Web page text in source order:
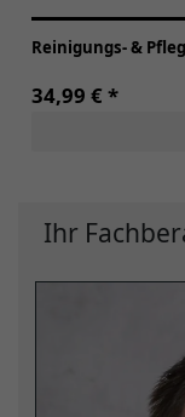
Reinigungs- &
34,99 € *
Ihr